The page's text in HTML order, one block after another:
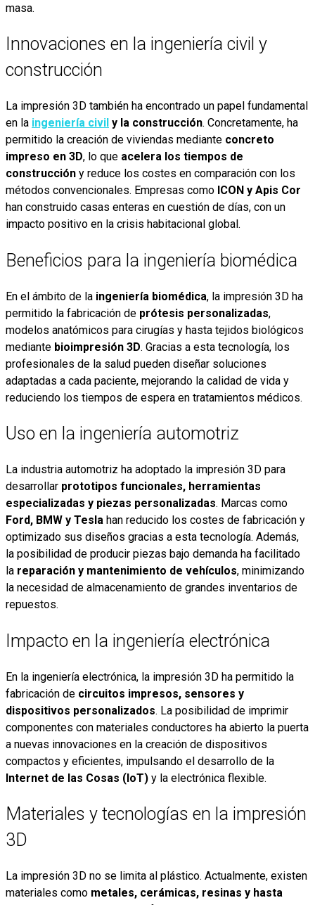
masa.
Innovaciones en la ingeniería civil y
construcción
La impresión 3D también ha encontrado un papel fundamental
en la ingeniería civil y la construcción. Concretamente, ha
permitido la creación de viviendas mediante concreto
impreso en 3D, lo que acelera los tiempos de
construcción y reduce los costes en comparación con los
métodos convencionales. Empresas como ICON y Apis Cor
han construido casas enteras en cuestión de días, con un
impacto positivo en la crisis habitacional global.
Beneficios para la ingeniería biomédica
En el ámbito de la ingeniería biomédica, la impresión 3D ha
permitido la fabricación de prótesis personalizadas,
modelos anatómicos para cirugías y hasta tejidos biológicos
mediante bioimpresión 3D. Gracias a esta tecnología, los
profesionales de la salud pueden diseñar soluciones
adaptadas a cada paciente, mejorando la calidad de vida y
reduciendo los tiempos de espera en tratamientos médicos.
Uso en la ingeniería automotriz
La industria automotriz ha adoptado la impresión 3D para
desarrollar prototipos funcionales, herramientas
especializadas y piezas personalizadas. Marcas como
Ford, BMW y Tesla han reducido los costes de fabricación y
optimizado sus diseños gracias a esta tecnología. Además,
la posibilidad de producir piezas bajo demanda ha facilitado
la reparación y mantenimiento de vehículos, minimizando
la necesidad de almacenamiento de grandes inventarios de
repuestos.
Impacto en la ingeniería electrónica
En la ingeniería electrónica, la impresión 3D ha permitido la
fabricación de circuitos impresos, sensores y
dispositivos personalizados. La posibilidad de imprimir
componentes con materiales conductores ha abierto la puerta
a nuevas innovaciones en la creación de dispositivos
compactos y eficientes, impulsando el desarrollo de la
Internet de las Cosas (IoT) y la electrónica flexible.
Materiales y tecnologías en la impresión
3D
La impresión 3D no se limita al plástico. Actualmente, existen
materiales como metales, cerámicas, resinas y hasta